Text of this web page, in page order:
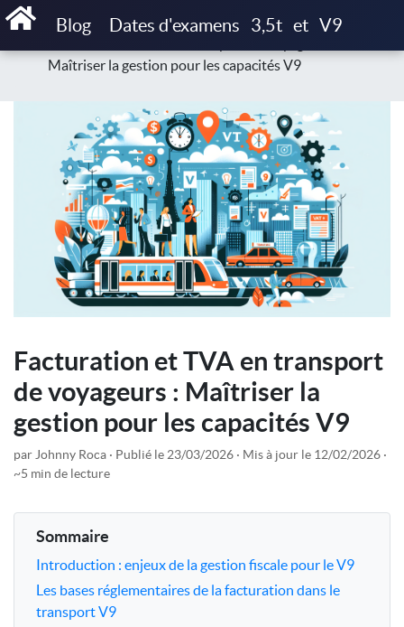
Blog Dates d'examens 3,5t et V9
Accueil Blog
Exploitation & gestion d’activité V9
Maîtriser la gestion pour les capacités V9
Facturation et TVA en transport
de voyageurs : Maîtriser la
gestion pour les capacités V9
par Johnny Roca Publié le 23/03/2026
Mis à jour le 12/02/2026
~5 min de lecture
Sommaire
Introduction : enjeux de la gestion fiscale pour le V9
Les bases réglementaires de la facturation dans le
transport V9